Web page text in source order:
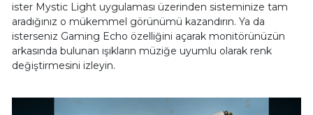
ister Mystic Light uygulaması üzerinden sisteminize tam
aradığınız o mükemmel görünümü kazandırın. Ya da
isterseniz Gaming Echo özelliğini açarak monitörünüzün
arkasında bulunan ışıkların müziğe uyumlu olarak renk
değiştirmesini izleyin.